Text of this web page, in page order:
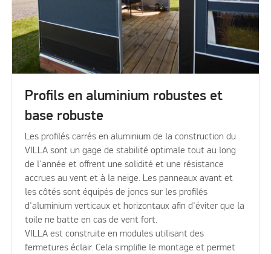
Profils en aluminium robustes et
base robuste
Les profilés carrés en aluminium de la construction du
VILLA sont un gage de stabilité optimale tout au long
de l'année et offrent une solidité et une résistance
accrues au vent et à la neige. Les panneaux avant et
les côtés sont équipés de joncs sur les profilés
d'aluminium verticaux et horizontaux afin d'éviter que la
toile ne batte en cas de vent fort.
VILLA est construite en modules utilisant des
fermetures éclair. Cela simplifie le montage et permet